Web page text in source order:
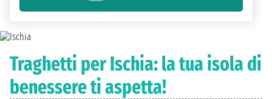
Traghetti per Ischia: la tua isola di
benessere ti aspetta!